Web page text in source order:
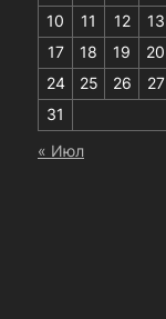
10
11 12 13
17
18 19 20
24
25 26 27
31
« Июл